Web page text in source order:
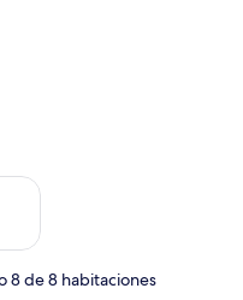
fin de semana ago
8 de 8 habitaciones